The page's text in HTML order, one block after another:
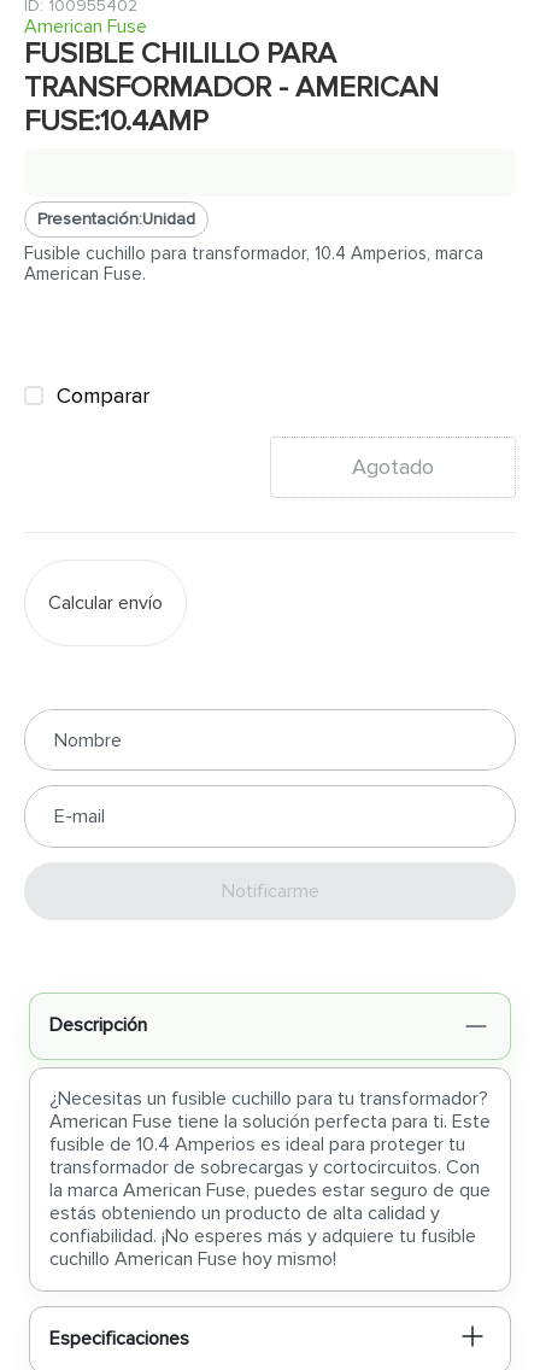
: 100955402
American Fuse
FUSIBLE CHILILLO PARA
TRANSFORMADOR - AMERICAN
FUSE:10.4AMP
Presentación:Unidad
Fusible cuchillo para transformador, 10.4 Amperios, marca
American Fuse.
Comparar
Agotado
Calcular envío
Enviar
Descripción
¿Necesitas un fusible cuchillo para tu transformador?
American Fuse tiene la solución perfecta para ti. Este
fusible de 10.4 Amperios es ideal para proteger tu
transformador de sobrecargas y cortocircuitos. Con
la marca American Fuse, puedes estar seguro de que
estás obteniendo un producto de alta calidad y
confiabilidad. ¡No esperes más y adquiere tu fusible
cuchillo American Fuse hoy mismo!
Especificaciones
8.
azulejo
9.
pantry